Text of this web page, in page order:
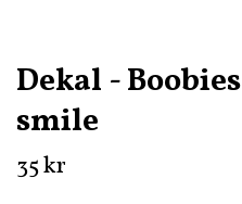
Dekal -
smile
35 kr